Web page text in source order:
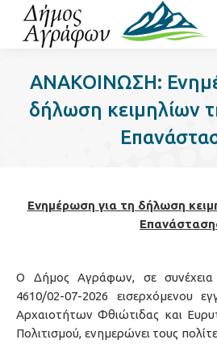
ΑΝΑΚΟΙΝΩΣΗ:
δήλωση κειμηλίων
Ενημέρωση για τη δήλωση
Ο Δήμος Αγράφων, σε
4610/02-07-2026 εισερχόμενου
Αρχαιοτήτων Φθιώτιδας και
Πολιτισμού, ενημερώνει τους